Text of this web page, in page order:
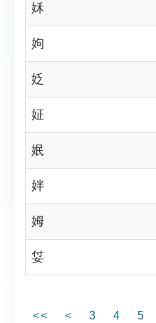
姀
姁
姂
姃
姄
姅
姆
姇
<< < 3 4 5